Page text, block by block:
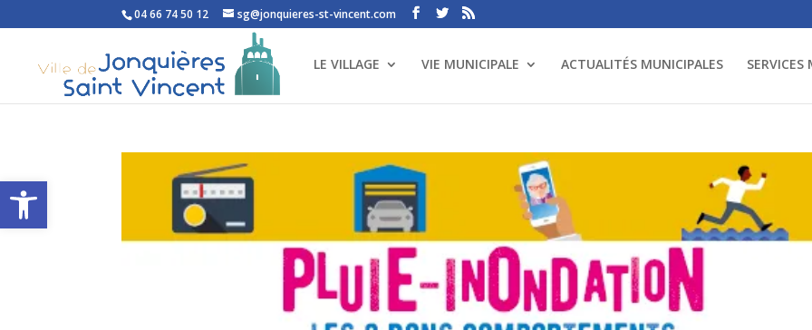
Ouvrir la barre d’outils
04 66 74 50 12 sg@jonquieres-st-vincent.com
LE VILLAGE VIE MUNICIPALE ACTUALITÉS MUNICIPALES